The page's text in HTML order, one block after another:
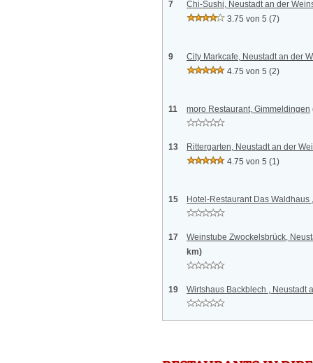
7
Chi-Sushi, Neustadt an der
3.75 von 5 (7)
9
City Markcafe, Neustadt an der
4.75 von 5 (2)
11 moro Restaurant, Gimmeldingen
13
Rittergarten, Neustadt an der
4.75 von 5 (1)
15 Hotel-Restaurant Das Waldhaus
17
Weinstube Zwockelsbrück,
km)
19 Wirtshaus Backblech , Neustadt